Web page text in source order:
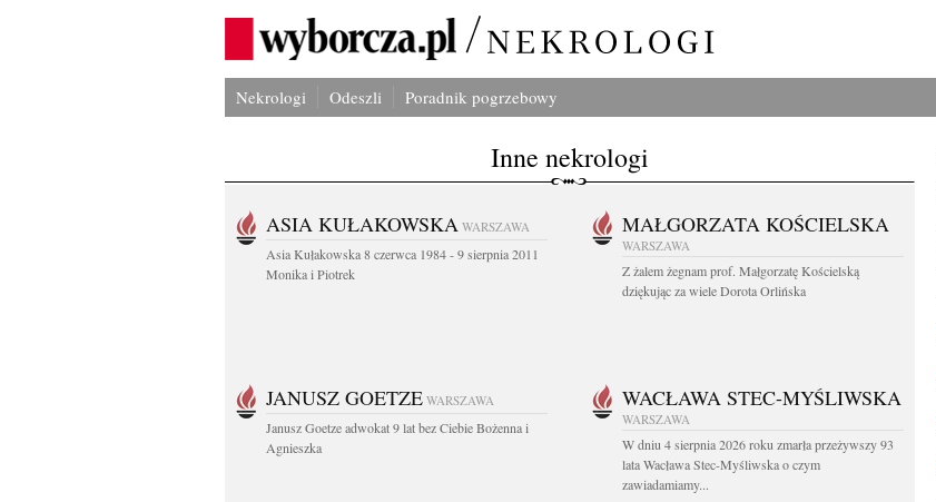
Nekrologi Odeszli Poradnik pogrzebowy
Inne nekrologi
ASIA KUŁAKOWSKA WARSZAWA
Asia Kułakowska 8 czerwca 1984 - 9 sierpnia 2011
Monika i Piotrek
MAŁGORZATA KOŚCIELSKA
WARSZAWA
Z żalem żegnam prof. Małgorzatę Kościelską
dziękując za wiele Dorota Orlińska
JANUSZ GOETZE WARSZAWA
Janusz Goetze adwokat 9 lat bez Ciebie Bożenna i
Agnieszka
WACŁAWA STEC-MYŚLIWSKA
WARSZAWA
W dniu 4 sierpnia 2026 roku zmarła przeżywszy 93
lata Wacława Stec-Myśliwska o czym
zawiadamiamy...